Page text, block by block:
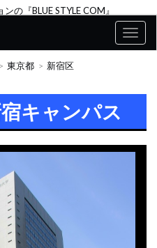
の『BLUE STYLE COM』
東京都
新宿区
キャンパス